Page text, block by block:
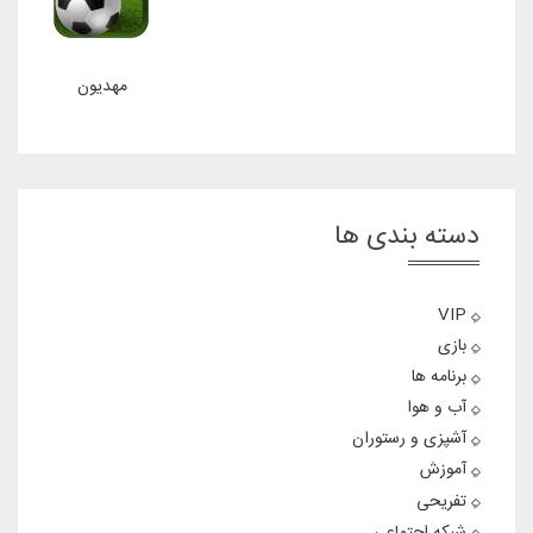
مهدیون
دسته بندی ها
VIP
بازی
برنامه ها
آب و هوا
آشپزی و رستوران
آموزش
تفریحی